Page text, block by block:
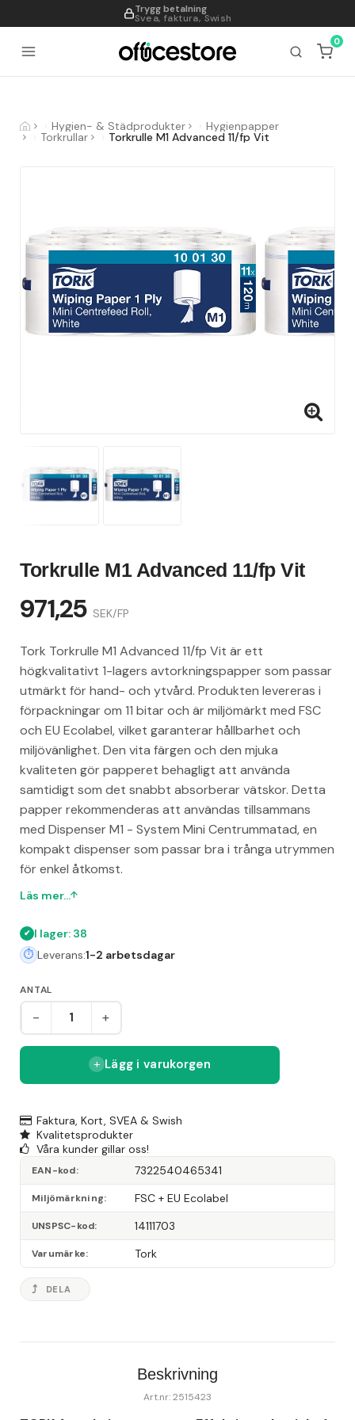
Trygg betalning
Svea, faktura, Swish
995
0
Hygien- & Städprodukter Hygienpapper
Torkrullar Torkrulle M1 Advanced 11/fp Vit
Torkrulle M1 Advanced 11/fp Vit
971,25 SEK/FP
Tork Torkrulle M1 Advanced 11/fp Vit är ett
högkvalitativt 1-lagers avtorkningspapper som passar
utmärkt för hand- och ytvård. Produkten levereras i
förpackningar om 11 bitar och är miljömärkt med FSC
och EU Ecolabel, vilket garanterar hållbarhet och
miljövänlighet. Den vita färgen och den mjuka
kvaliteten gör papperet behagligt att använda
samtidigt som det snabbt absorberar vätskor. Detta
papper rekommenderas att användas tillsammans
med Dispenser M1 - System Mini Centrummatad, en
kompakt dispenser som passar bra i trånga utrymmen
för enkel åtkomst.
Läs mer...
I lager: 38
Leverans:1-2 arbetsdagar
ANTAL
- +
Lägg i varukorgen
Faktura, Kort, SVEA & Swish
Kvalitetsprodukter
Våra kunder gillar oss!
EAN-kod 7322540465341
Miljömärkning FSC + EU Ecolabel
UNSPSC-kod 14111703
Varumärke Tork
DELA
Beskrivning
Art.nr: 2515423